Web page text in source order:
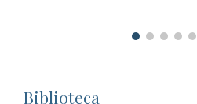
Biblioteca